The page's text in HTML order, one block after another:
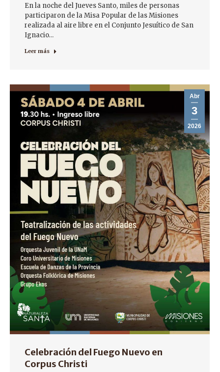
En la noche del Jueves Santo, miles de personas
participaron de la Misa Popular de las Misiones
realizada al aire libre en el Conjunto Jesuítico de San
Ignacio…
Leer más
Abr
3
2026
Celebración del Fuego Nuevo en
Corpus Christi